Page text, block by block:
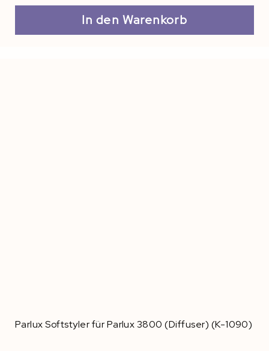
In den Warenkorb
Parlux Softstyler für Parlux 3800 (Diffuser) (K-1090)